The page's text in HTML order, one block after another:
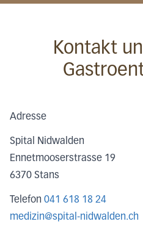
Kontakt
Adresse
Spital Nidwalden
Ennetmooserstrasse 19
6370 Stans
Telefon 041 618 18 24
medizin@spital-nidwalden.ch